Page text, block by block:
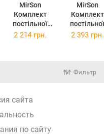
MirSon
Комплект
постільної
білизни
MirSon
Комплект
постільної
білизни
Vergil
2 214 грн. 2 393 грн.
Фильтр
сайта
по сайту